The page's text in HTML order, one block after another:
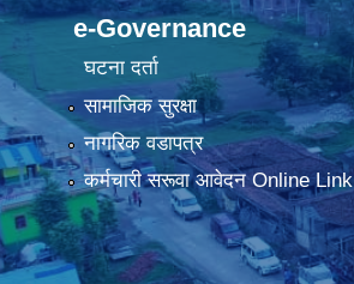
e-Governance
घटना दर्ता
सामाजिक सुरक्षा
नागरिक वडापत्र
कर्मचारी सरूवा आवेदन Online Link